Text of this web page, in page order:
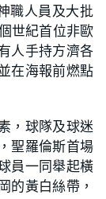
職人員及大批
世紀首位非歐
人手持方濟各
在海報前燃點
，球隊及球迷
聖羅倫斯首場
員一同舉起橫
的黃白絲帶，